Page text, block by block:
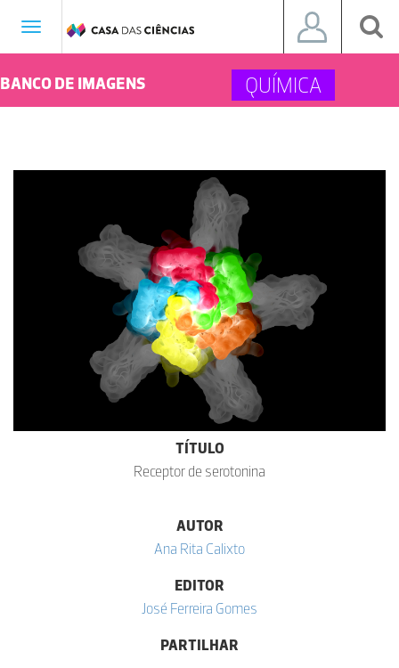
Toggle
BANCO DE IMAGENS QUÍMICA
TÍTULO
Receptor de serotonina
AUTOR
Ana Rita Calixto
EDITOR
José Ferreira Gomes
PARTILHAR